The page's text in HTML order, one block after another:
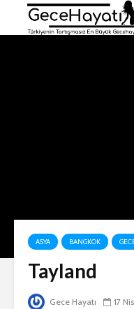
ASYA BANGKOK
Tayland
Gece Hayatı 17